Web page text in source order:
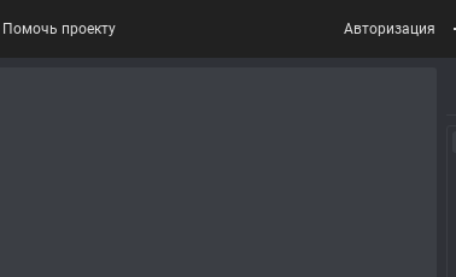
Помочь проекту Авторизация